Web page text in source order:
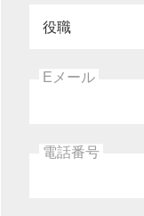
役職
Eメール
電話番号